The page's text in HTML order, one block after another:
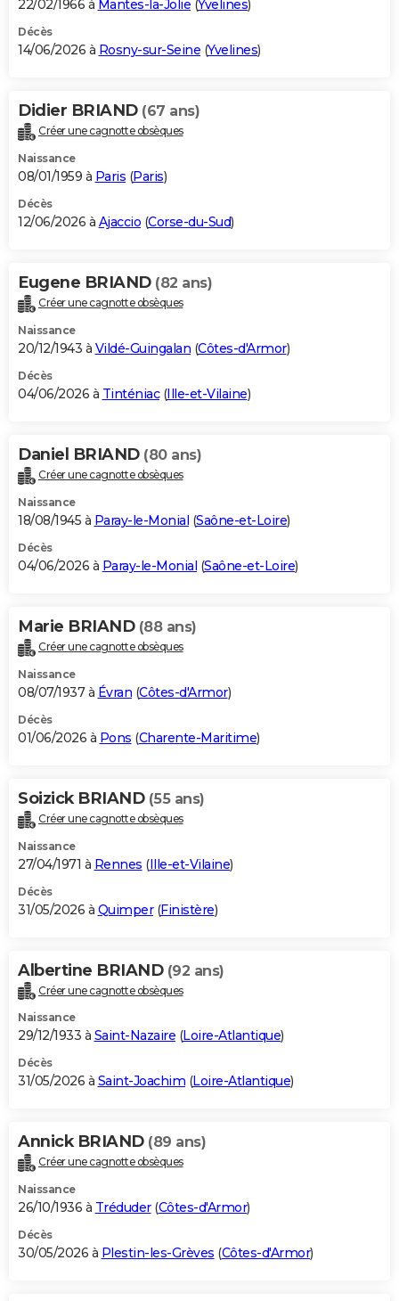
22/02/1966 à Mantes-la-Jolie (Yvelines)
Décès
14/06/2026 à Rosny-sur-Seine (Yvelines)
Didier BRIAND (67 ans)
Créer une cagnotte obsèques
Naissance
08/01/1959 à Paris (Paris)
Décès
12/06/2026 à Ajaccio (Corse-du-Sud)
Eugene BRIAND (82 ans)
Créer une cagnotte obsèques
Naissance
20/12/1943 à Vildé-Guingalan (Côtes-d'Armor)
Décès
04/06/2026 à Tinténiac(Ille-et-Vilaine)
Daniel BRIAND (80 ans)
Créer une cagnotte obsèques
Naissance
18/08/1945 à Paray-le-Monial (Saône-et-Loire)
Décès
04/06/2026 à Paray-le-Monial (Saône-et-Loire)
Marie BRIAND (88 ans)
Créer une cagnotte obsèques
Naissance
08/07/1937 à Évran (Côtes-d'Armor)
Décès
01/06/2026 à Pons (Charente-Maritime)
Soizick BRIAND (55 ans)
Créer une cagnotte obsèques
Naissance
27/04/1971 à Rennes (Ille-et-Vilaine)
Décès
31/05/2026 à Quimper(Finistère)
Albertine BRIAND (92 ans)
Créer une cagnotte obsèques
Naissance
29/12/1933 à Saint-Nazaire (Loire-Atlantique)
Décès
31/05/2026 à Saint-Joachim (Loire-Atlantique)
Annick BRIAND (89 ans)
Créer une cagnotte obsèques
Naissance
26/10/1936 à Tréduder(Côtes-d'Armor)
Décès
30/05/2026 à Plestin-les-Grèves (Côtes-d'Armor)